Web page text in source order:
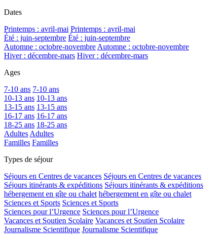
Dates
Printemps : avril-mai Printemps : avril-mai
Été : juin-septembre Été : juin-septembre
Automne : octobre-novembre Automne : octobre-novembre
Hiver : décembre-mars Hiver : décembre-mars
Ages
7-10 ans 7-10 ans
10-13 ans 10-13 ans
13-15 ans 13-15 ans
16-17 ans 16-17 ans
18-25 ans 18-25 ans
Adultes Adultes
Familles Familles
Types de séjour
Séjours en Centres de vacances Séjours en Centres de vacances
Séjours itinérants & expéditions Séjours itinérants & expéditions
hébergement en gîte ou chalet hébergement en gîte ou chalet
Sciences et Sports Sciences et Sports
Sciences pour l’Urgence Sciences pour l’Urgence
Vacances et Soutien Scolaire Vacances et Soutien Scolaire
Journalisme Scientifique Journalisme Scientifique